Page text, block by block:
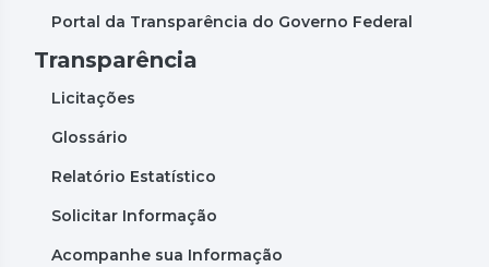
Portal da Transparência do Governo Federal
Transparência
Licitações
Glossário
Relatório Estatístico
Solicitar Informação
Acompanhe sua Informação